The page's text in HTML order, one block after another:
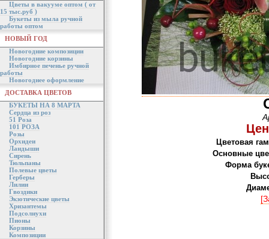
Цветы в вакууме оптом ( от
15 тыс.руб )
Букеты из мыла ручной
работы оптом
НОВЫЙ ГОД
Новогодние композиции
Новогодние корзины
Имбирное печенье ручной
работы
Новогоднее оформление
ДОСТАВКА ЦВЕТОВ
БУКЕТЫ НА 8 МАРТА
Сердца из роз
51 Роза
101 РОЗА
Розы
Орхидеи
Ландыши
Сирень
Тюльпаны
Полевые цветы
Герберы
Лилии
Гвоздики
Экзотические цветы
Хризантемы
Подсолнухи
Пионы
Корзины
Композиции
Цветовая
Основные
Форма